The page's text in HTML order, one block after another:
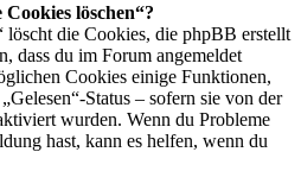
löschen“?
löscht die Cookies, die phpBB erstellt
dass du im Forum angemeldet
Cookies einige Funktionen,
Status – sofern sie von der
wurden. Wenn du Probleme
hast, kann es helfen, wenn du